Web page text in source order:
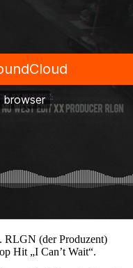
RLGN (der Produzent)
Hit „I Can’t Wait“.